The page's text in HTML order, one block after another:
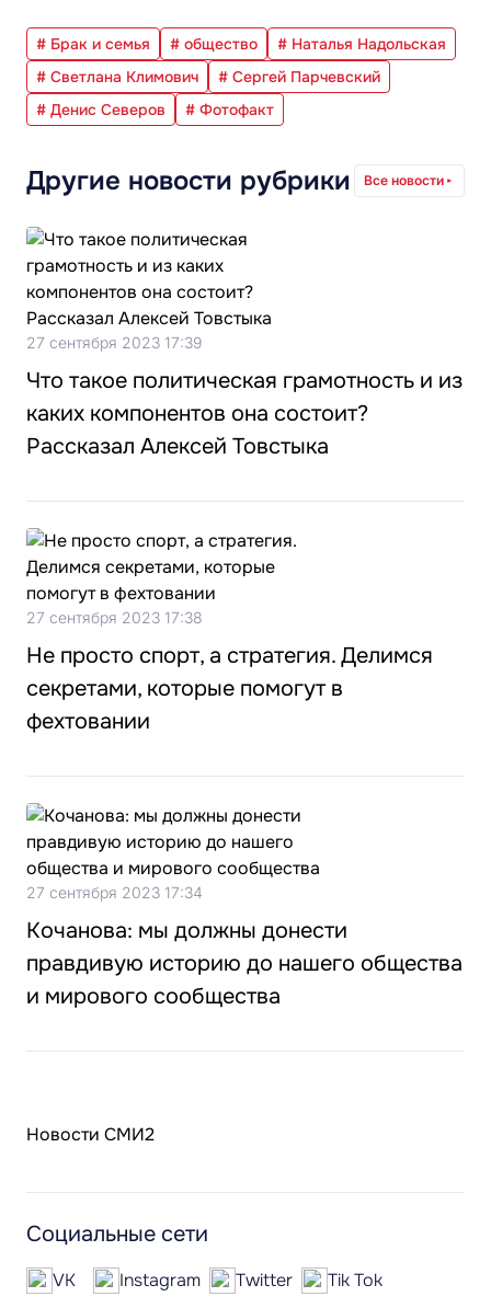
# Брак и семья # общество
# Наталья Надольская
# Светлана Климович
# Сергей Парчевский
# Денис Северов
# Фотофакт
Другие новости рубрики Все новости
27 сентября 2023 17:39
Что такое политическая грамотность и из
каких компонентов она состоит?
Рассказал Алексей Товстыка
27 сентября 2023 17:38
Не просто спорт, а стратегия. Делимся
секретами, которые помогут в
фехтовании
27 сентября 2023 17:34
Кочанова: мы должны донести
правдивую историю до нашего общества
и мирового сообщества
Новости СМИ2
Социальные сети
VK Instagram Twitter
Tik Tok